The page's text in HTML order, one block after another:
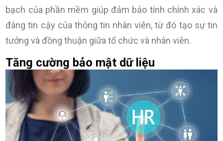
bạch của phần mềm giúp đảm bảo tính chính xác và
đáng tin cậy của thông tin nhân viên, từ đó tạo sự tin
tưởng và đồng thuận giữa tổ chức và nhân viên.
Tăng cường bảo mật dữ liệu